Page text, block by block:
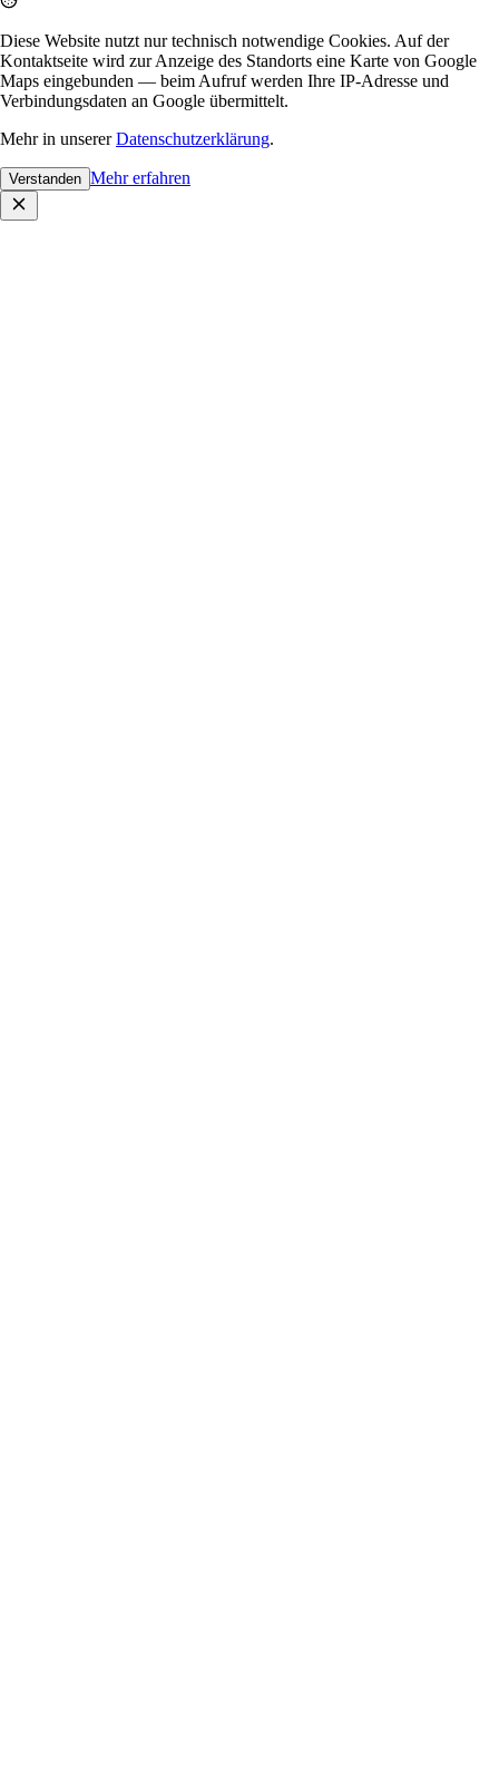
Diese Website nutzt nur technisch notwendige Cookies. Auf der
Kontaktseite wird zur Anzeige des Standorts eine Karte von Google
Maps eingebunden — beim Aufruf werden Ihre IP-Adresse und
Verbindungsdaten an Google übermittelt.
Mehr in unserer Datenschutzerklärung.
Verstanden Mehr erfahren